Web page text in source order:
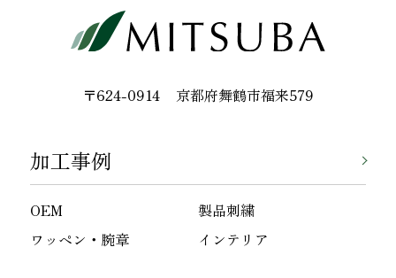
〒624-0914 京都府舞鶴市福来579
加工事例
OEM
製品刺繍
ワッペン・腕章
インテリア